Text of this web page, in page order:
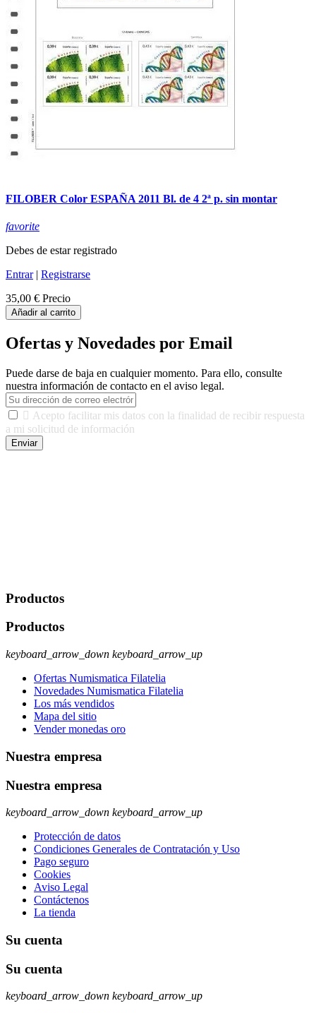
FILOBER Color ESPAÑA 2011 Bl. de 4 2ª p. sin montar
favorite
Debes de estar registrado
Entrar| Registrarse
35,00 € Precio
Añadir al carrito
Ofertas y Novedades por Email
Puede darse de baja en cualquier momento. Para ello, consulte
nuestra información de contacto en el aviso legal.
 Acepto facilitar mis datos con la finalidad de recibir respuesta
a mi solicitud de información
Enviar
Productos
Productos
keyboard_arrow_down keyboard_arrow_up
Ofertas Numismatica Filatelia
Novedades Numismatica Filatelia
Los más vendidos
Mapa del sitio
Vender monedas oro
Nuestra empresa
Nuestra empresa
keyboard_arrow_down keyboard_arrow_up
Protección de datos
Condiciones Generales de Contratación y Uso
Pago seguro
Cookies
Aviso Legal
Contáctenos
La tienda
Su cuenta
Su cuenta
keyboard_arrow_down keyboard_arrow_up